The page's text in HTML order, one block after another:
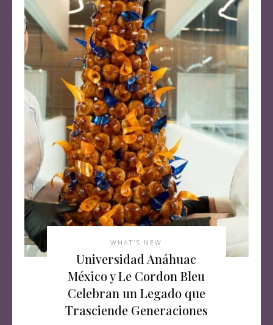
WHAT'S NEW
Universidad Anáhuac
México y Le Cordon Bleu
Celebran un Legado que
Trasciende Generaciones